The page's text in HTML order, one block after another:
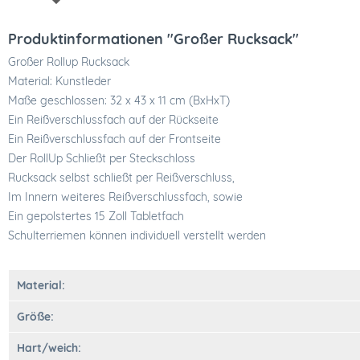
Produktinformationen "Großer Rucksack"
Großer Rollup Rucksack
Material: Kunstleder
Maße geschlossen: 32 x 43 x 11 cm (BxHxT)
Ein Reißverschlussfach auf der Rückseite
Ein Reißverschlussfach auf der Frontseite
Der RollUp Schließt per Steckschloss
Rucksack selbst schließt per Reißverschluss,
Im Innern weiteres Reißverschlussfach, sowie
Ein gepolstertes 15 Zoll Tabletfach
Schulterriemen können individuell verstellt werden
Material:
Größe:
Hart/weich: